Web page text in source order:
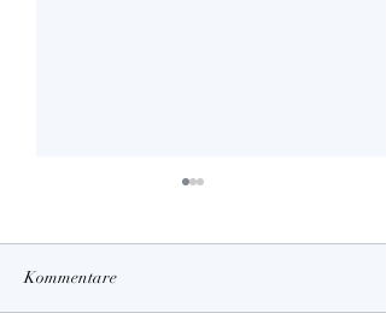
Kommentare